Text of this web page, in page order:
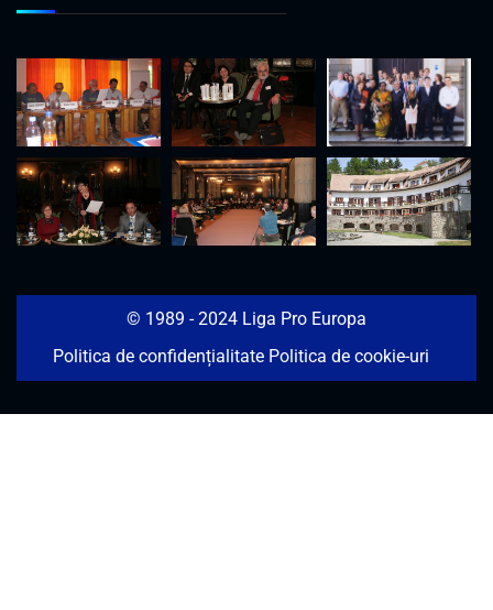
© 1989 - 2024 Liga Pro Europa
Politica de confidențialitate Politica de cookie-uri